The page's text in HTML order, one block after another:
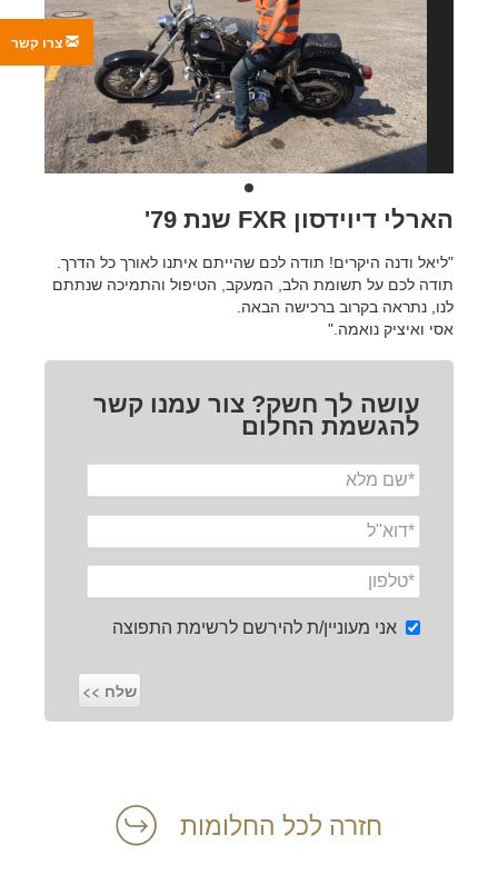
הארלי דיוידסון FXR שנת 79'
"ליאל ודנה היקרים! תודה לכם שהייתם איתנו לאורך כל הדרך.
תודה לכם על תשומת הלב, המעקב, הטיפול והתמיכה שנתתם
לנו, נתראה בקרוב ברכישה הבאה.
אסי ואיציק נואמה."
עושה לך חשק? צור עמנו קשר
להגשמת החלום
אני מעוניין/ת להירשם לרשימת התפוצה
חזרה לכל החלומות
צרו קשר